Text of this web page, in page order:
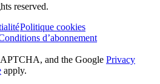
reserved.
Politique cookies
d’abonnement
and the Google Privacy
apply.